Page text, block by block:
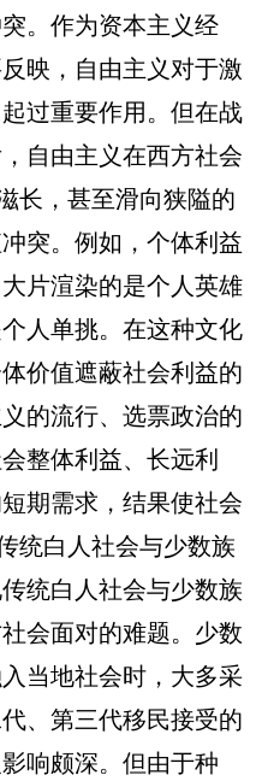
。作为资本主义经
映，自由主义对于激
过重要作用。但在战
自由主义在西方社会
长，甚至滑向狭隘的
突。例如，个体利益
片渲染的是个人英雄
人单挑。在这种文化
价值遮蔽社会利益的
的流行、选票政治的
整体利益、长远利
期需求，结果使社会
统白人社会与少数族
统白人社会与少数族
会面对的难题。少数
当地社会时，大多采
、第三代移民接受的
响颇深。但由于种